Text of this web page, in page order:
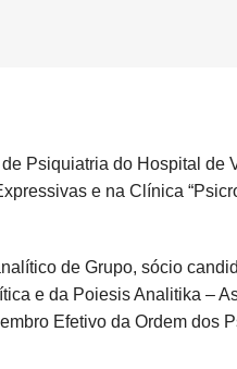
Psiquiatria do Hospital de
e na Clínica
de Grupo, sócio
e da Poiesis Analitika –
Efetivo da Ordem dos